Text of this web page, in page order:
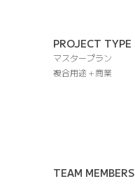
PROJECT TYPE
マスタープラン
複合用途＋商業
TEAM MEMBERS